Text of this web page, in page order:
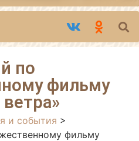
по
фильму
и события >
фильму